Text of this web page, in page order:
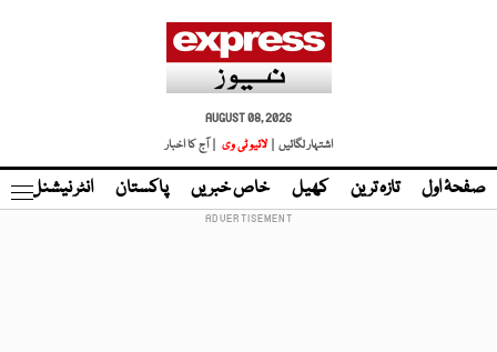
AUGUST 08, 2026
اشتہار لگائیں |
لائیو ٹی وی | آج کا اخبار
صفحۂ اول تازہ ترین کھیل خاص خبریں پاکستان انٹر نیشنل